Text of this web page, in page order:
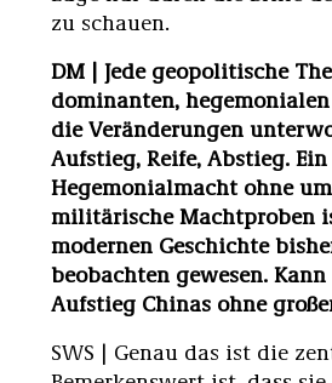
zu schauen.
DM | Jede geopolitische
dominanten,
die Veränderungen
Aufstieg, Reife, Abstieg.
Hegemonialmacht ohne
militärische Machtproben
modernen Geschichte
beobachten gewesen. Kann
Aufstieg Chinas ohne
SWS | Genau das ist die